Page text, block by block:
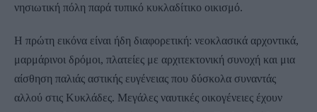
νησιωτική πόλη παρά τυπικό κυκλαδίτικο οικισμό.
Η πρώτη εικόνα είναι ήδη διαφορετική: νεοκλασικά αρχοντικά,
μαρμάρινοι δρόμοι, πλατείες με αρχιτεκτονική συνοχή και μια
αίσθηση παλιάς αστικής ευγένειας που δύσκολα συναντάς
αλλού στις Κυκλάδες. Μεγάλες ναυτικές οικογένειες έχουν